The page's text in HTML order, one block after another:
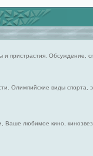
и пристрастия. Обсуждение,
Олимпийские виды спорта,
Ваше любимое кино,